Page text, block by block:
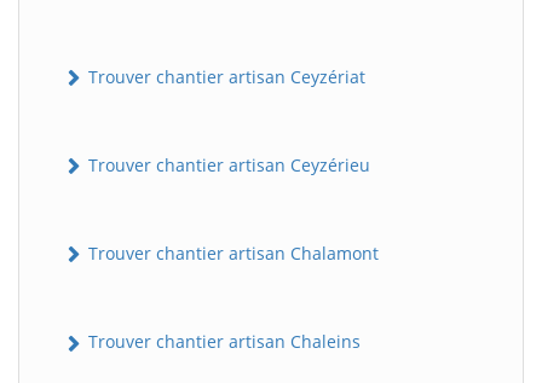
Trouver chantier artisan Ceyzériat
Trouver chantier artisan Ceyzérieu
Trouver chantier artisan Chalamont
Trouver chantier artisan Chaleins